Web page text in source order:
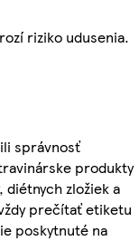
riziko udusenia.
správnosť
produkty
diétnych zložiek a
prečítať etiketu
poskytnuté na